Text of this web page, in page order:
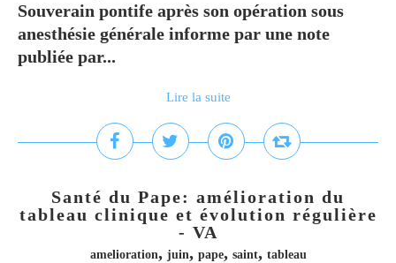
Souverain pontife après son opération sous
anesthésie générale informe par une note
publiée par...
Lire la suite
Santé du Pape: amélioration du
tableau clinique et évolution régulière
- VA
amelioration, juin, pape, saint, tableau